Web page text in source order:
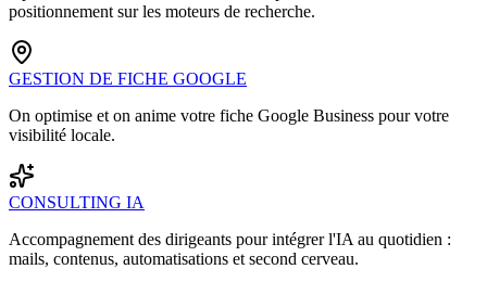
positionnement sur les moteurs de recherche.
GESTION DE FICHE GOOGLE
On optimise et on anime votre fiche Google Business pour votre
visibilité locale.
CONSULTING IA
Accompagnement des dirigeants pour intégrer l'IA au quotidien :
mails, contenus, automatisations et second cerveau.